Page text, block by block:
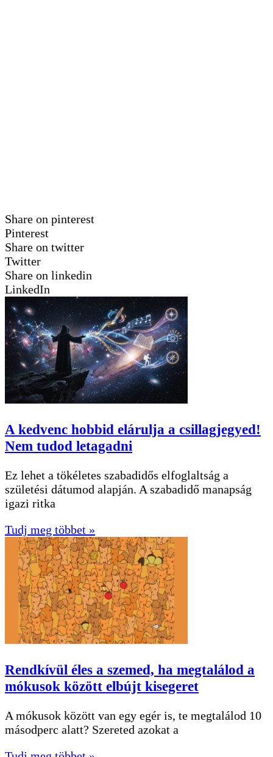
Share on pinterest
Pinterest
Share on twitter
Twitter
Share on linkedin
LinkedIn
A kedvenc hobbid elárulja a csillagjegyed!
Nem tudod letagadni
Ez lehet a tökéletes szabadidős elfoglaltság a
születési dátumod alapján. A szabadidő manapság
igazi ritka
Tudj meg többet »
Rendkívül éles a szemed, ha megtalálod a
mókusok között elbújt kisegeret
A mókusok között van egy egér is, te megtalálod 10
másodperc alatt? Szereted azokat a